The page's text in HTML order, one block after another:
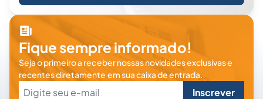
Fique sempre informado!
Seja o primeiro a receber nossas novidades exclusivas e
recentes diretamente em sua caixa de entrada.
Inscrever